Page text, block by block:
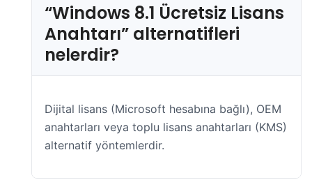
“Windows 8.1 Ücretsiz Lisans
Anahtarı” alternatifleri
nelerdir?
Dijital lisans (Microsoft hesabına bağlı), OEM
anahtarları veya toplu lisans anahtarları (KMS)
alternatif yöntemlerdir.